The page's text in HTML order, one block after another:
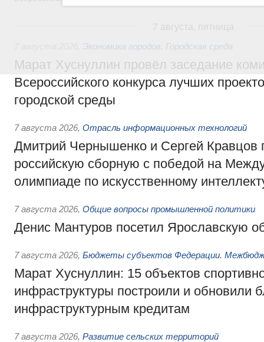
Экономика городов. Городская среда
Марат Хуснуллин провёл заседание
Всероссийского конкурса лучших
городской среды
7 августа 2026, Отрасль информационных технологий
Дмитрий Чернышенко и Сергей Кравцов
российскую сборную с победой на
олимпиаде по искусственному
7 августа 2026, Общие вопросы промышленной политики
Денис Мантуров посетил Ярославскую
7 августа 2026, Бюджеты субъектов Федерации.
Марат Хуснуллин: 15 объектов
инфраструктуры построили и обновили
инфраструктурным кредитам
7 августа 2026, Развитие сельских территорий